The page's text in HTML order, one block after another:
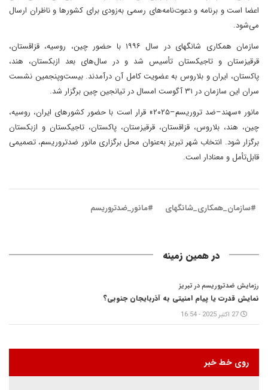
اعضا است و برنامه و دعوت‌نامه‌های رسمی به‌زودی برای کشورها و ناظران ارسال
می‌شود.
سازمان همکاری شانگهای در سال ۱۹۹۶ با حضور چین، روسیه، قزاقستان،
قرقیزستان و تاجیکستان تأسیس شد و در سال‌های بعد ازبکستان، هند،
پاکستان، ایران و بلاروس به عضویت کامل آن درآمدند. بیست‌وپنجمین نشست
سران این سازمان در ۳۱ آگوست امسال در تیانجین چین برگزار شد.
مانور «سهند–ضد تروریسم–۲۰۲۵» قرار است با حضور کشورهای ایران، روسیه،
چین، هند، بلاروس، قزاقستان، قرقیزستان، پاکستان، تاجیکستان و ازبکستان
برگزار شود. انتخاب شهر تبریز به‌عنوان محل برگزاری مانور ضدتروریسم، تصمیمی
قابل‌تأمل و معنادار است.
#سازمان_همکاری_شانگهای #مانور_ضدتروریسم
در همین زمینه
رزمایش ضدتروریسم در تبریز
نمایش قدرت یا پیام امنیتی به آذربایجان جنوبی؟
27 اکتبر 2025 - 16:54
روی خط خبر